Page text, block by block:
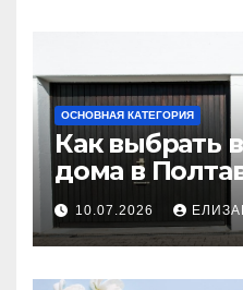
ОСНОВНАЯ КАТЕГОРИЯ
Как выбрать
дома в
10.07.2026